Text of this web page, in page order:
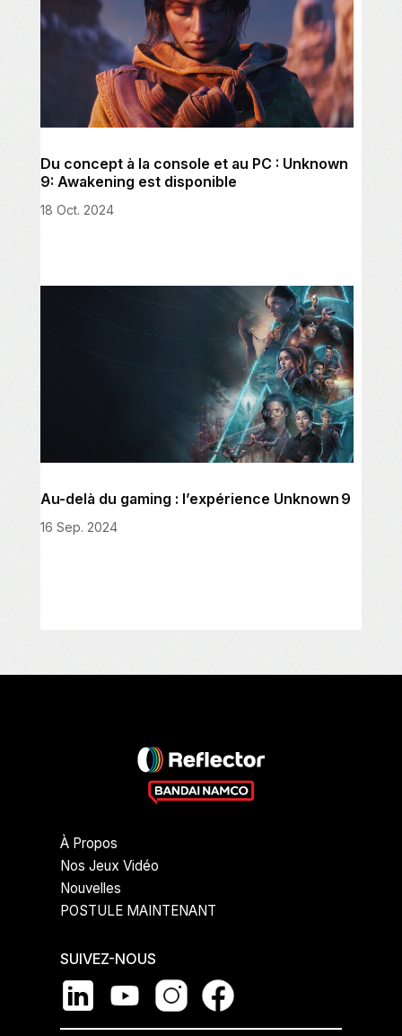
Du concept à la console et au PC : Unknown
9: Awakening est disponible
18 Oct. 2024
Au-delà du gaming : l’expérience Unknown 9
16 Sep. 2024
À Propos
Nos Jeux Vidéo
Nouvelles
POSTULE MAINTENANT
SUIVEZ-NOUS